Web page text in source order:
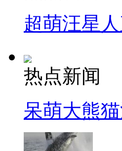
超萌汪星
热点新闻
呆萌大熊